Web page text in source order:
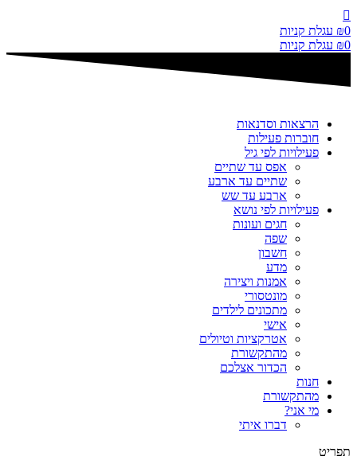
דלג
לתוכן
₪0
עגלת קניות
₪0 עגלת קניות
הרצאות וסדנאות
חוברות פעילות
פעילויות לפי גיל
אפס עד שתיים
שתיים עד ארבע
ארבע עד שש
פעילויות לפי נושא
חגים ועונות
שפה
חשבון
מדע
אמנות ויצירה
מונטסורי
מתכונים לילדים
אישי
אטרקציות וטיולים
מהתקשורת
הכדור אצלכם
חנות
מהתקשורת
מי אני?
דברו איתי
תפריט